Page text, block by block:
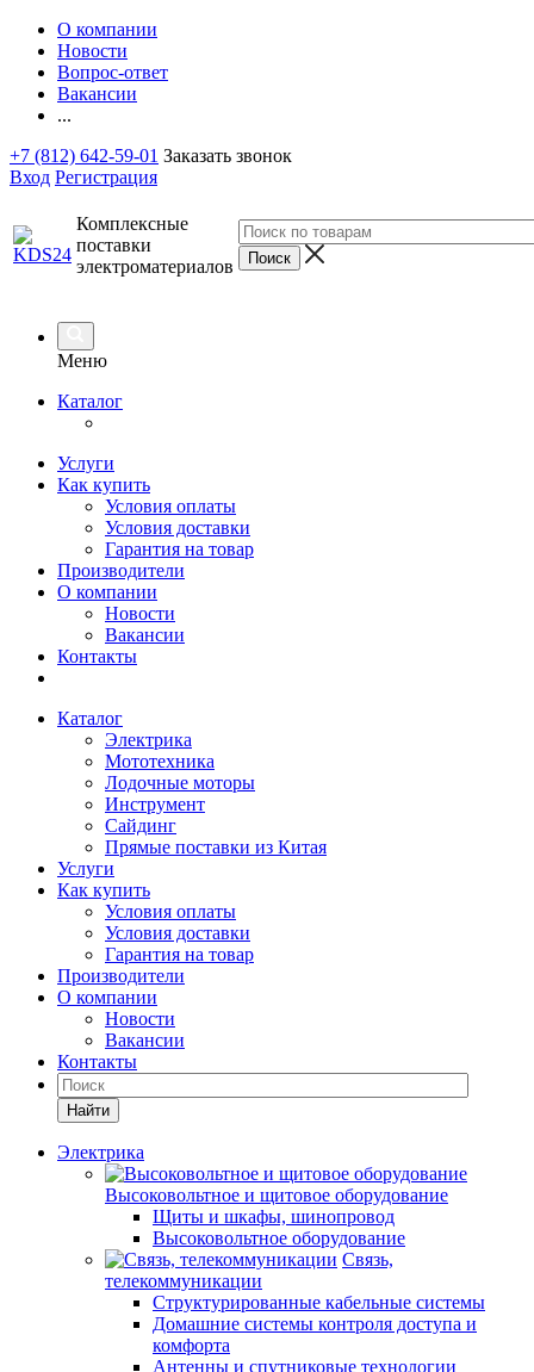
О компании
Новости
Вопрос-ответ
Вакансии
...
+7 (812) 642-59-01 Заказать звонок
Вход Регистрация
Комплексные
поставки
электроматериалов
Меню
Каталог
Услуги
Как купить
Условия оплаты
Условия доставки
Гарантия на товар
Производители
О компании
Новости
Вакансии
Контакты
Каталог
Электрика
Мототехника
Лодочные моторы
Инструмент
Сайдинг
Прямые поставки из Китая
Услуги
Как купить
Условия оплаты
Условия доставки
Гарантия на товар
Производители
О компании
Новости
Вакансии
Контакты
Найти
Электрика
Высоковольтное и щитовое оборудование
Щиты и шкафы, шинопровод
Высоковольтное оборудование
Связь,
телекоммуникации
Структурированные кабельные системы
Домашние системы контроля доступа и
комфорта
Антенны и спутниковые технологии